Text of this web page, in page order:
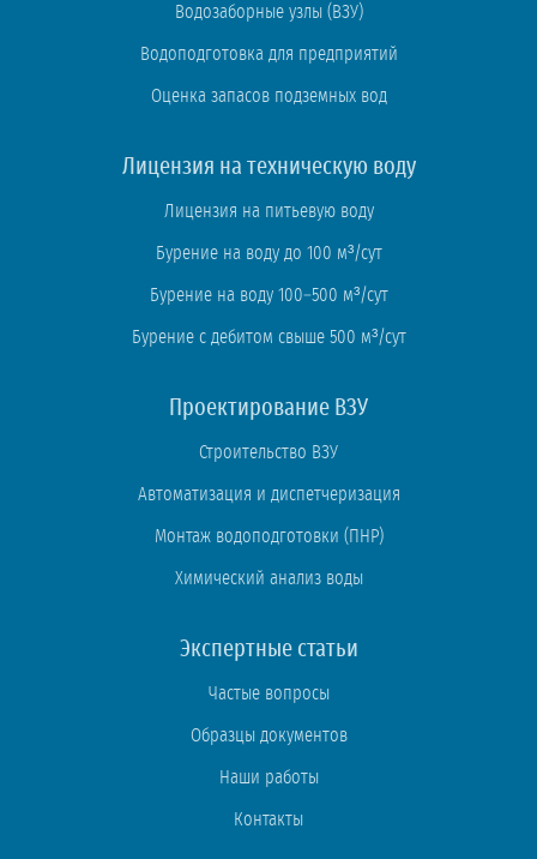
Водозаборные узлы (ВЗУ)
Водоподготовка для предприятий
Оценка запасов подземных вод
Лицензия на техническую воду
Лицензия на питьевую воду
Бурение на воду до 100 м³/сут
Бурение на воду 100–500 м³/сут
Бурение с дебитом свыше 500 м³/сут
Проектирование ВЗУ
Строительство ВЗУ
Автоматизация и диспетчеризация
Монтаж водоподготовки (ПНР)
Химический анализ воды
Экспертные статьи
Частые вопросы
Образцы документов
Наши работы
Контакты